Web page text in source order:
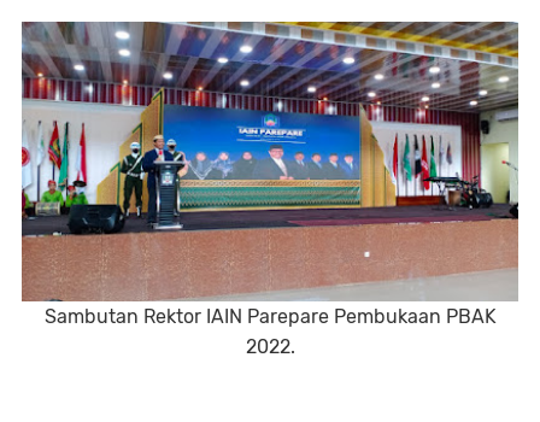
Sambutan Rektor IAIN Parepare Pembukaan PBAK
2022.